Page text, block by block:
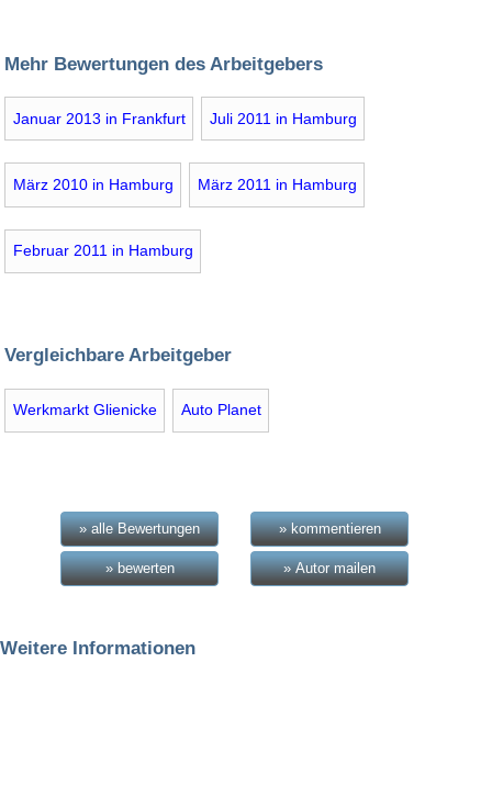
Mehr Bewertungen des Arbeitgebers
Januar 2013 in Frankfurt Juli 2011 in Hamburg
März 2010 in Hamburg März 2011 in Hamburg
Februar 2011 in Hamburg
Vergleichbare Arbeitgeber
Werkmarkt Glienicke Auto Planet
» alle Bewertungen » kommentieren
» bewerten » Autor mailen
Weitere Informationen